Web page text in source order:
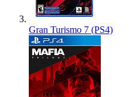
Gran Turismo 7 (PS4)